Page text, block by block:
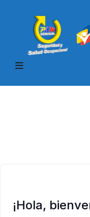
¡Hola,